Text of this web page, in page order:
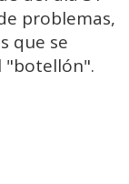
problemas,
que se
"botellón".